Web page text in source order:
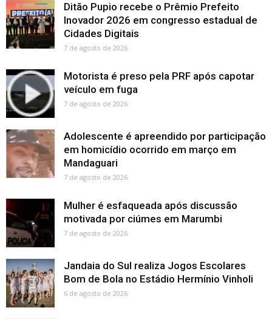
Ditão Pupio recebe o Prêmio Prefeito
Inovador 2026 em congresso estadual de
Cidades Digitais
7 de agosto de 2026
Motorista é preso pela PRF após capotar
veículo em fuga
7 de agosto de 2026
Adolescente é apreendido por participação
em homicídio ocorrido em março em
Mandaguari
7 de agosto de 2026
Mulher é esfaqueada após discussão
motivada por ciúmes em Marumbi
7 de agosto de 2026
Jandaia do Sul realiza Jogos Escolares
Bom de Bola no Estádio Hermínio Vinholi
6 de agosto de 2026